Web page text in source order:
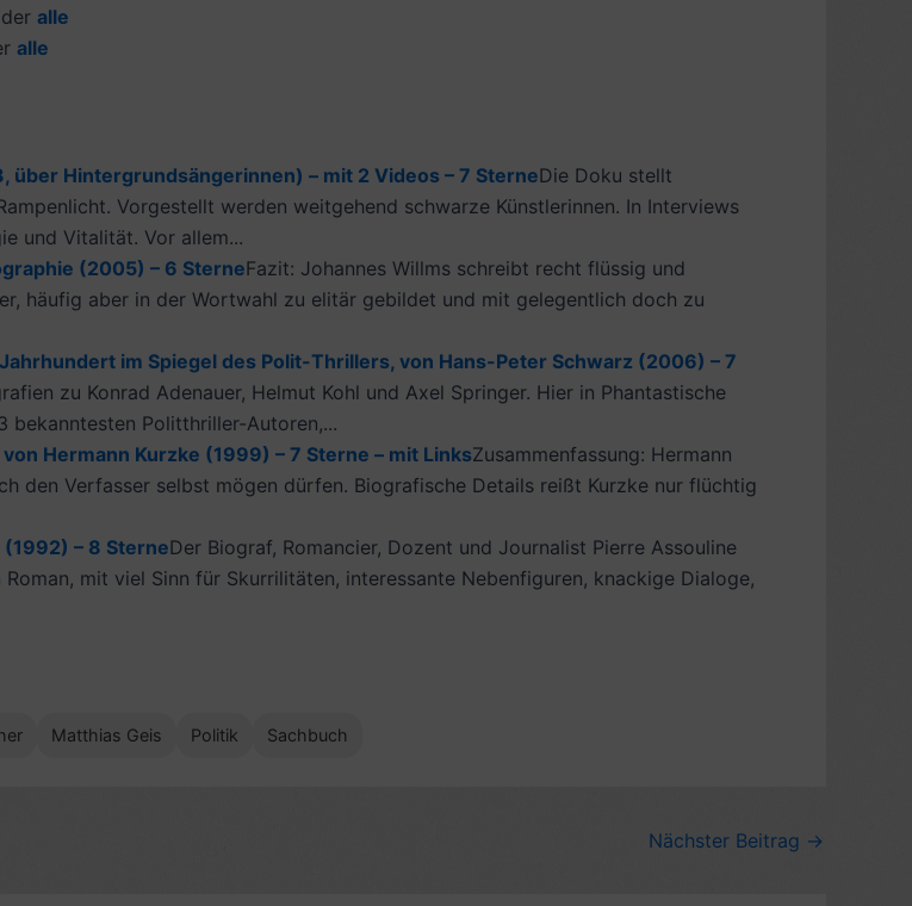
alle
alle
Hintergrundsängerinnen) – mit 2 Videos – 7 SterneDie Doku stellt
Vorgestellt werden weitgehend schwarze Künstlerinnen. In Interviews
und Vitalität. Vor allem...
(2005) – 6 SterneFazit: Johannes Willms schreibt recht flüssig und
häufig aber in der Wortwahl zu elitär gebildet und mit gelegentlich doch zu
im Spiegel des Polit-Thrillers, von Hans-Peter Schwarz (2006) – 7
zu Konrad Adenauer, Helmut Kohl und Axel Springer. Hier in Phantastische
bekanntesten Politthriller-Autoren,...
Hermann Kurzke (1999) – 7 Sterne – mit LinksZusammenfassung: Hermann
den Verfasser selbst mögen dürfen. Biografische Details reißt Kurzke nur flüchtig
– 8 SterneDer Biograf, Romancier, Dozent und Journalist Pierre Assouline
mit viel Sinn für Skurrilitäten, interessante Nebenfiguren, knackige Dialoge,
Matthias Geis Politik Sachbuch
Nächster Beitrag →